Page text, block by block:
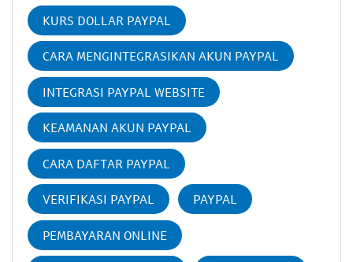
KURS DOLLAR PAYPAL
CARA MENGINTEGRASIKAN AKUN PAYPAL
INTEGRASI PAYPAL WEBSITE
KEAMANAN AKUN PAYPAL
CARA DAFTAR PAYPAL
VERIFIKASI PAYPAL PAYPAL
PEMBAYARAN ONLINE